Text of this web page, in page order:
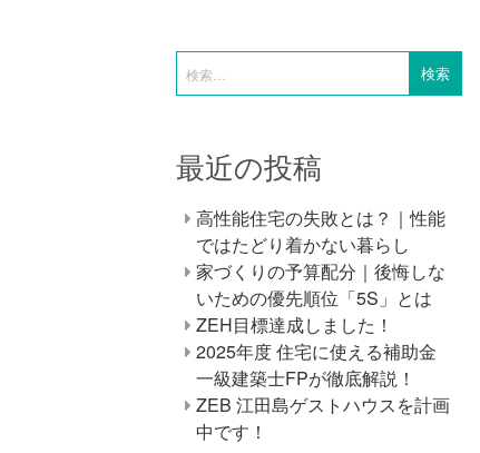
最近の投稿
高性能住宅の失敗とは？｜性能
ではたどり着かない暮らし
家づくりの予算配分｜後悔しな
いための優先順位「5S」とは
ZEH目標達成しました！
2025年度 住宅に使える補助金
一級建築士FPが徹底解説！
ZEB 江田島ゲストハウスを計画
中です！